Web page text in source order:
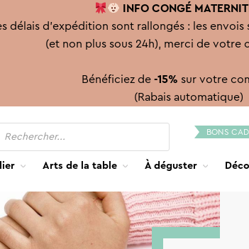
INFO CONGÉ
délais d'expédition sont rallongés : les
(et non plus sous 24h), merci de votre
Bénéficiez de -15% sur votre
(Rabais automatique)
BONS
Arts de la table À déguster Déco